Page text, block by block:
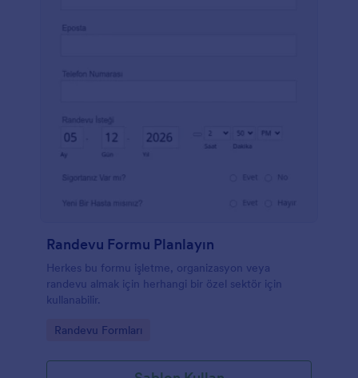
Randevu Formu Planlayın
Herkes bu formu işletme, organizasyon veya
randevu almak için herhangi bir özel sektör için
kullanabilir.
Go to Category:
Randevu Formları